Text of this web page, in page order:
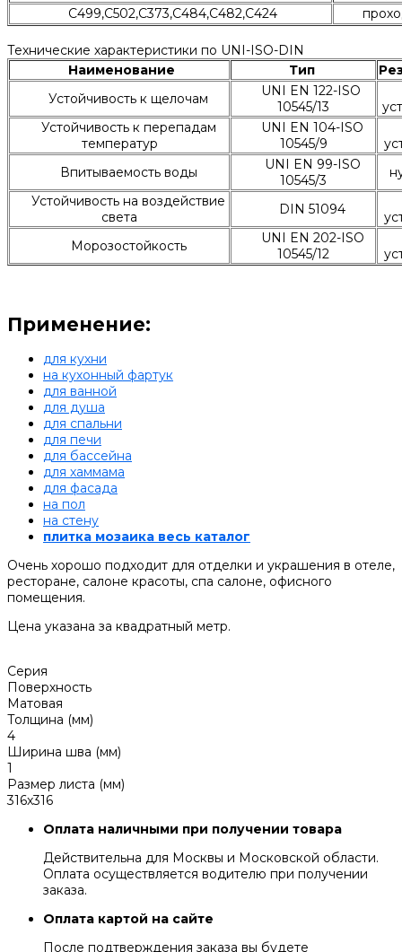
C499,C502,C373,C484,C482,C424
Технические характеристики по UNI-ISO-DIN
Наименование
Тип
Устойчивость к щелочам
UNI EN 122-ISO
10545/13
Устойчивость к перепадам
температур
UNI EN 104-ISO
10545/9
Впитываемость воды
UNI EN 99-ISO
10545/3
Устойчивость на воздействие
света
DIN 51094
Морозостойкость
UNI EN 202-ISO
10545/12
Применение:
для кухни
на кухонный фартук
для ванной
для душа
для спальни
для печи
для бассейна
для хаммама
для фасада
на пол
на стену
плитка мозаика весь каталог
Очень хорошо подходит для отделки и украшения в отеле,
ресторане, салоне красоты, спа салоне, офисного
помещения.
Цена указана за квадратный метр.
Серия
Поверхность
Матовая
Толщина (мм)
4
Ширина шва (мм)
1
Размер листа (мм)
316x316
Оплата наличными при получении товара
Действительна для Москвы и Московской области.
Оплата осуществляется водителю при получении
заказа.
Оплата картой на сайте
После подтверждения заказа вы будете